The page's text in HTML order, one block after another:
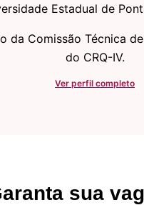
Estadual de
da Comissão Técnica
do CRQ-IV.
Ver perfil completo
sua